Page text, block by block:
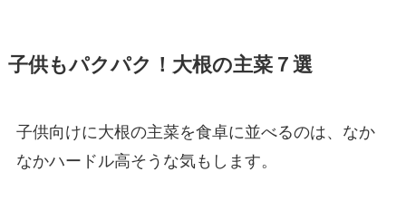
子供もパクパク！大根の主菜７選
子供向けに大根の主菜を食卓に並べるのは、なか
なかハードル高そうな気もします。